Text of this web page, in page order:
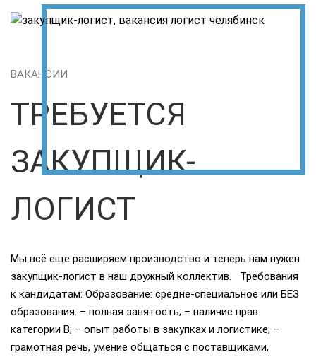
ВАКАНСИИ
ТРЕБУЕТСЯ
ЗАКУПЩИК-
ЛОГИСТ
Мы всё еще расширяем производство и теперь нам нужен
закупщик-логист в наш дружный коллектив. Требования
к кандидатам: Образование: средне-специальное или БЕЗ
образования. – полная занятость; – наличие прав
категории В; – опыт работы в закупках и логистике; –
грамотная речь, умение общаться с поставщиками,